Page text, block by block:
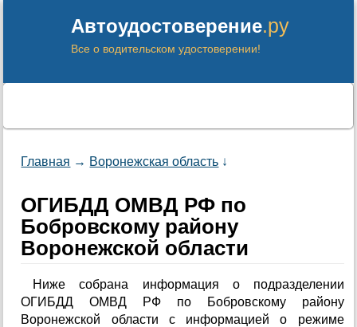
Автоудостоверение.ру
Все о водительском удостоверении!
Главная → Воронежская область ↓
ОГИБДД ОМВД РФ по
Бобровскому району
Воронежской области
Ниже собрана информация о подразделении
ОГИБДД ОМВД РФ по Бобровскому району
Воронежской области с информацией о режиме